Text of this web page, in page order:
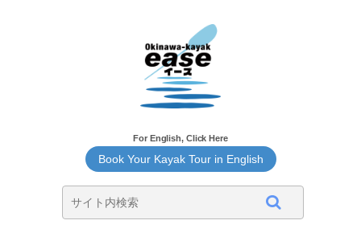
For English, Click Here
Book Your Kayak Tour in English